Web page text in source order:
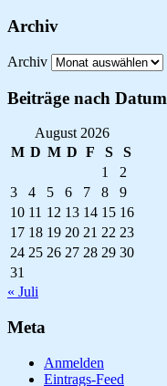
Archiv
Archiv
Beiträge nach Datum
August 2026
M D M D F S
S
1
2
3
4 5 6 7 8
9
10 11 12 13 14 15 16
17 18 19 20 21 22 23
24 25 26 27 28 29 30
31
« Juli
Meta
Anmelden
Eintrags-Feed